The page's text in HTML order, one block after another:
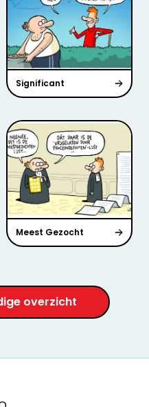
Significant
Meest Gezocht
overzicht